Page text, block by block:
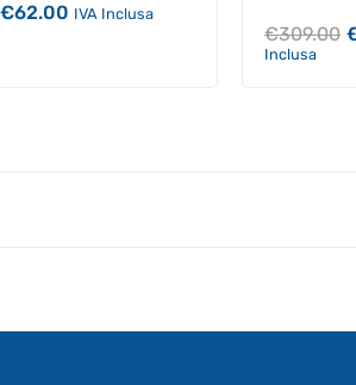
€62.00 IVA Inclusa
€309.00 Il
Inclusa